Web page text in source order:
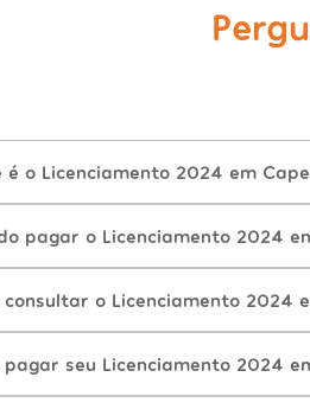
é o Licenciamento 2024 em
pagar o Licenciamento 2024
consultar o Licenciamento 2024
pagar seu Licenciamento 2024